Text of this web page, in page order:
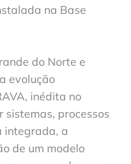
na Base
do Norte e
evolução
inédita no
sistemas, processos
integrada, a
de um modelo